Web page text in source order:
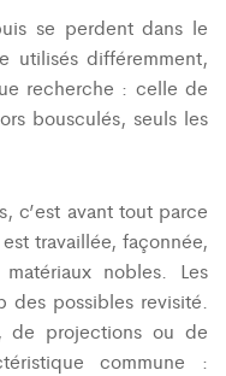
se perdent dans le
utilisés différemment,
recherche : celle de
bousculés, seuls les
c’est avant tout parce
travaillée, façonnée,
nobles. Les
des possibles revisité.
de projections ou de
commune :